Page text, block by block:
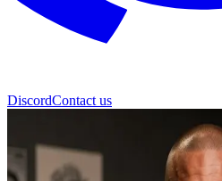
DiscordContact us